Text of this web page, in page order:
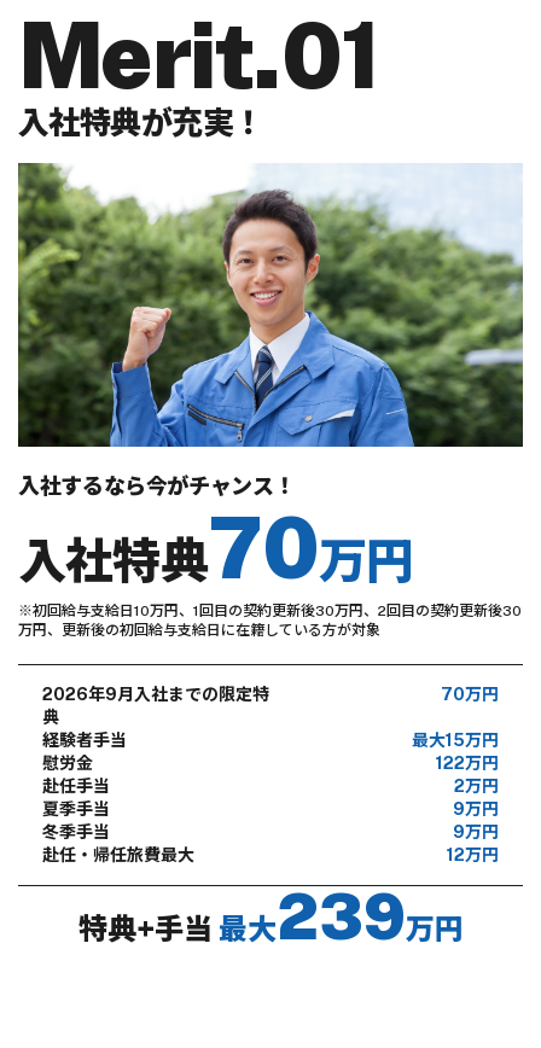
Merit.01
入社特典が充実！
入社するなら今がチャンス！
入社特典70万円
※初回給与支給日10万円、1回目の契約更新後30万円、2回目の契約更新後30
万円、更新後の初回給与支給日に在籍している方が対象
2026年9月入社までの限定特
典
70万円
経験者手当
最大15万円
慰労金
122万円
赴任手当
2万円
夏季手当
9万円
冬季手当
9万円
赴任・帰任旅費最大
12万円
特典+手当 最大239万円